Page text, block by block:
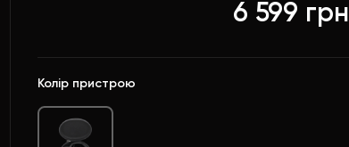
6 599 грн
Колір пристрою